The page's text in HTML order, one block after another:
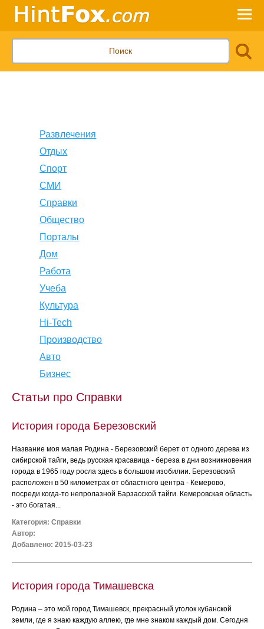
Развлечения
Отдых
Спорт
СМИ
Справки
Общество
Порталы
Дом
Работа
Учеба
Культура
Hi-Tech
Производство
Авто
Бизнес
Статьи про Справки
История города Березовский
Название моя малая Родина - Березовский берет от одного дерева из
сибирской тайги, ведь русская красавица - береза в дни возникновения
города в 1965 году росла здесь в большом изобилии. Березовский
расположен в 50 километрах от областного центра - Кемерово,
посреди когда-то непролазной Барзасской тайги. Кемеровская область
- это богатая...
Категория: Справки
Автор:
Добавлено: 2015-03-23
История города Тимашевска
Родина – это мой город Тимашевск, прекрасный уголок кубанской
земли, где я знаю каждую аллею, где мне знаком каждый дом. Сегодня